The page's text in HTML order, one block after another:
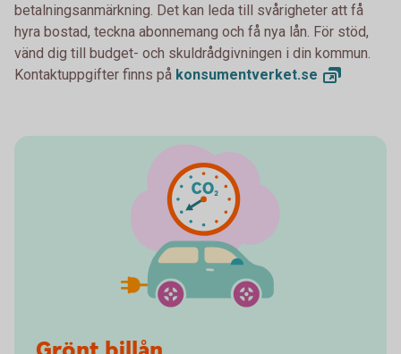
betalningsanmärkning. Det kan leda till svårigheter att få
hyra bostad, teckna abonnemang och få nya lån. För stöd,
vänd dig till budget- och skuldrådgivningen i din kommun.
Kontaktuppgifter finns på konsumentverket.se